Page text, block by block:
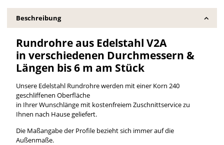
Beschreibung
Rundrohre aus Edelstahl V2A
in verschiedenen Durchmessern &
Längen bis 6 m am Stück
Unsere Edelstahl Rundrohre werden mit einer Korn 240
geschliffenen Oberfläche
in Ihrer Wunschlänge mit kostenfreiem Zuschnittservice zu
Ihnen nach Hause geliefert.
Die Maßangabe der Profile bezieht sich immer auf die
Außenmaße.